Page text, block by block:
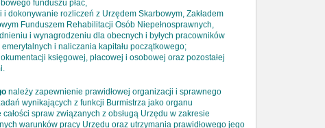
funduszu płac,
dokonywanie rozliczeń z Urzędem Skarbowym, Zakładem
Funduszem Rehabilitacji Osób Niepełnosprawnych,
i wynagrodzeniu dla obecnych i byłych pracowników
i naliczania kapitału początkowego;
księgowej, płacowej i osobowej oraz pozostałej
należy zapewnienie prawidłowej organizacji i sprawnego
wynikających z funkcji Burmistrza jako organu
spraw związanych z obsługą Urzędu w zakresie
warunków pracy Urzędu oraz utrzymania prawidłowego jego